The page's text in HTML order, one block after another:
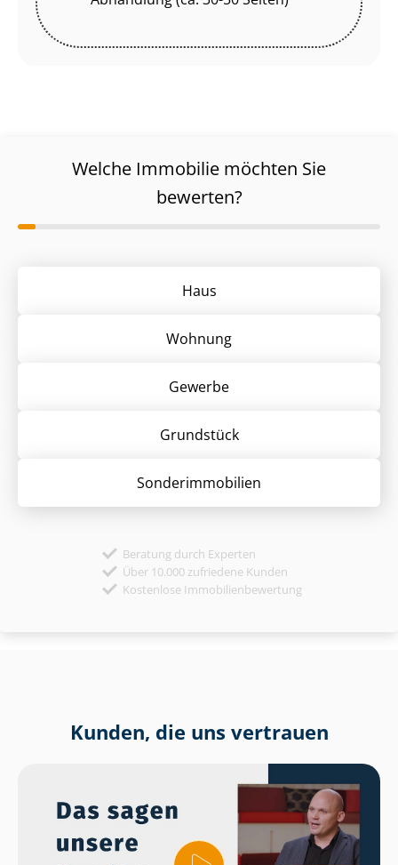
Welche Immobilie möchten Sie
bewerten?
Haus
Wohnung
Gewerbe
Grund­stück
Sonder­immobilien
Beratung durch Experten
Über 10.000 zufriedene Kunden
Kostenlose Immobilienbewertung
Kunden, die uns vertrauen